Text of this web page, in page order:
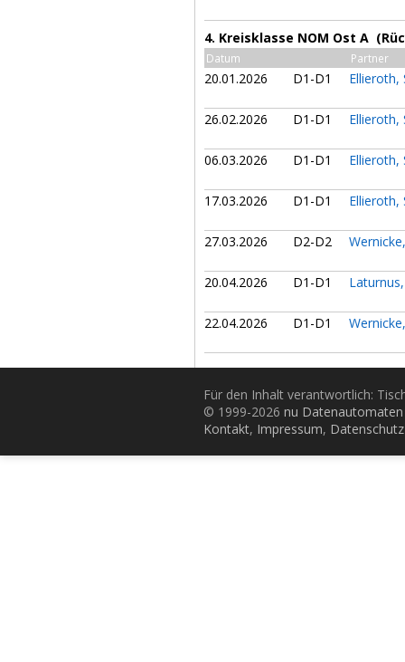
4. Kreisklasse NOM Ost A
Datum Partner
20.01.2026 D1-D1 Ellieroth,
26.02.2026 D1-D1 Ellieroth,
06.03.2026 D1-D1 Ellieroth,
17.03.2026 D1-D1 Ellieroth,
27.03.2026 D2-D2
20.04.2026 D1-D1
22.04.2026 D1-D1
Für den Inhalt verantwortlich:
© 1999-2026 nu
Kontakt, Impressum, Datenschutz